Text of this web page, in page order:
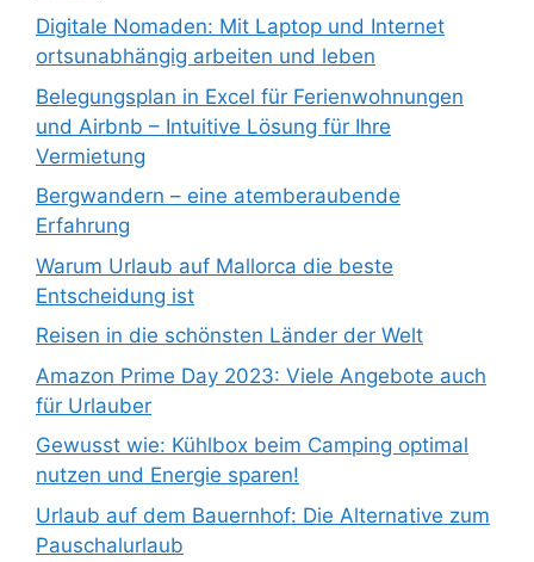
Digitale Nomaden: Mit Laptop und Internet
ortsunabhängig arbeiten und leben
Belegungsplan in Excel für Ferienwohnungen
und Airbnb – Intuitive Lösung für Ihre
Vermietung
Bergwandern – eine atemberaubende
Erfahrung
Warum Urlaub auf Mallorca die beste
Entscheidung ist
Reisen in die schönsten Länder der Welt
Amazon Prime Day 2023: Viele Angebote auch
für Urlauber
Gewusst wie: Kühlbox beim Camping optimal
nutzen und Energie sparen!
Urlaub auf dem Bauernhof: Die Alternative zum
Pauschalurlaub